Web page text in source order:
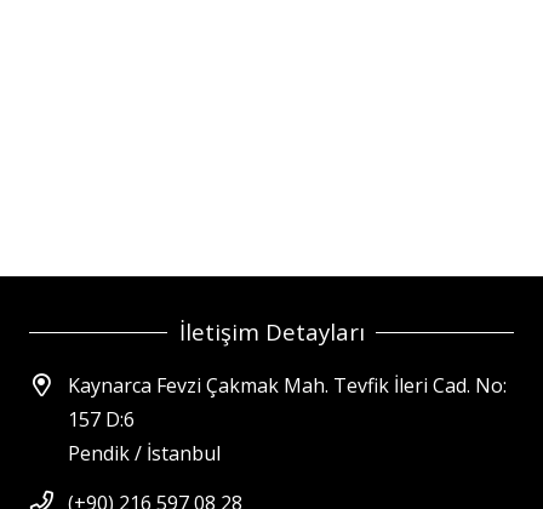
İletişim Detayları
Kaynarca Fevzi Çakmak Mah. Tevfik İleri Cad. No:
157 D:6
Pendik / İstanbul
(+90) 216 597 08 28